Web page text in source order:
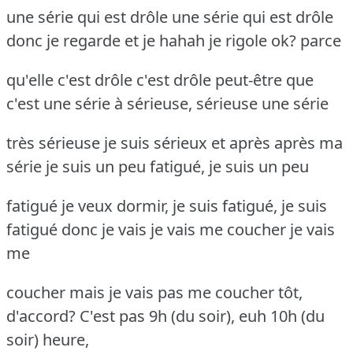
une série qui est drôle une série qui est drôle
donc je regarde et je hahah je rigole ok? parce
qu'elle c'est drôle c'est drôle peut-être que
c'est une série à sérieuse, sérieuse une série
très sérieuse je suis sérieux et après après ma
série je suis un peu fatigué, je suis un peu
fatigué je veux dormir, je suis fatigué, je suis
fatigué donc je vais je vais me coucher je vais
me
coucher mais je vais pas me coucher tôt,
d'accord? C'est pas 9h (du soir), euh 10h (du
soir) heure,